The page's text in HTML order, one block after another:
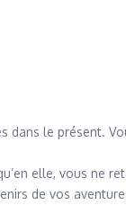
dans le présent.
elle, vous ne
de vos